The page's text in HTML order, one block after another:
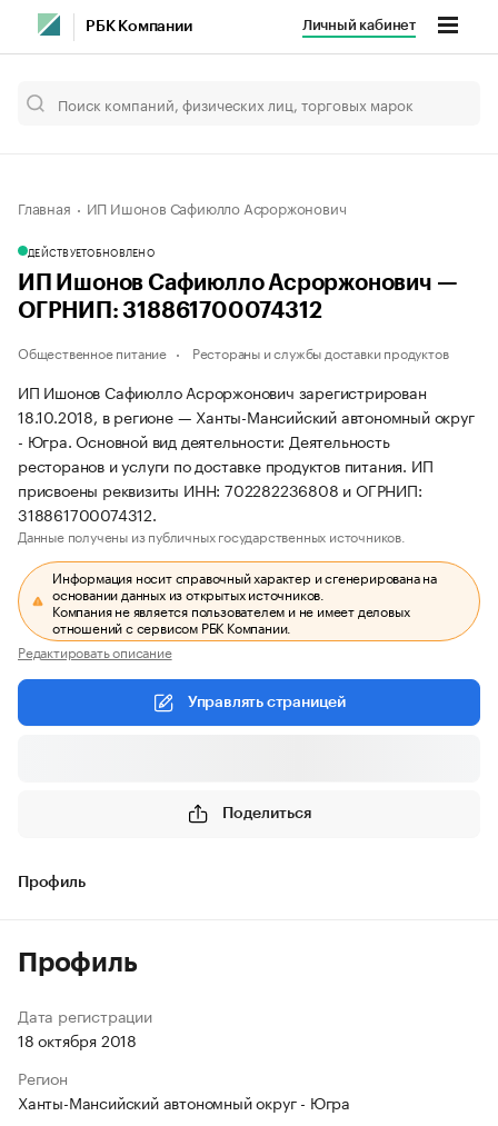
РБК Компании Личный кабинет
Главная ИП Ишонов Сафиюлло Асроржонович
ДЕЙСТВУЕТОБНОВЛЕНО
ИП Ишонов Сафиюлло Асроржонович —
ОГРНИП: 318861700074312
Общественное питание Рестораны и службы доставки продуктов
ИП Ишонов Сафиюлло Асроржонович зарегистрирован
18.10.2018, в регионе — Ханты-Мансийский автономный округ
- Югра. Основной вид деятельности: Деятельность
ресторанов и услуги по доставке продуктов питания. ИП
присвоены реквизиты ИНН: 702282236808 и ОГРНИП:
318861700074312.
Данные получены из публичных государственных источников.
Информация носит справочный характер и сгенерирована на
основании данных из открытых источников.
Компания не является пользователем и не имеет деловых
отношений с сервисом РБК Компании.
Редактировать описание
Управлять страницей
Поделиться
Профиль
Профиль
Дата регистрации
18 октября 2018
Регион
Ханты-Мансийский автономный округ - Югра